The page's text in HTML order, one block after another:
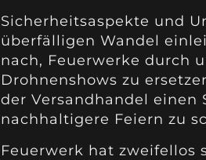
Sicherheitsaspekte und
überfälligen Wandel
nach, Feuerwerke durch
Drohnenshows zu
der Versandhandel
nachhaltigere Feiern zu
Feuerwerk hat zweifellos